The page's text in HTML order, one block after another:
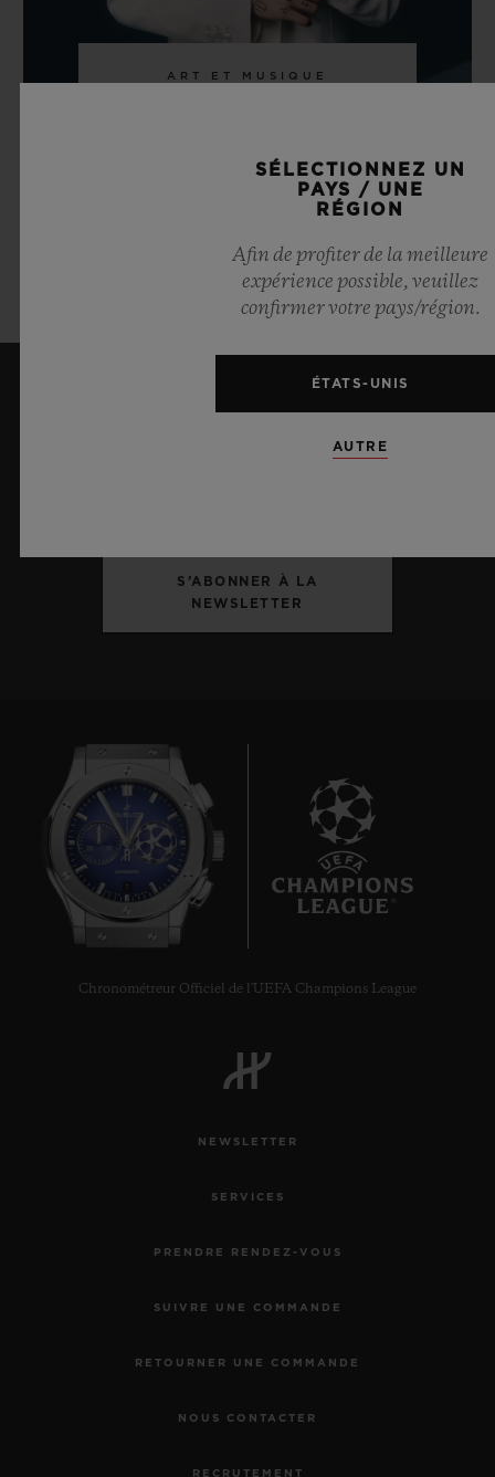
ART ET MUSIQUE
EN SAVOIR PLUS
Je souhaite recevoir les dernières actualités
S’ABONNER À LA
NEWSLETTER
7
Chronométreur Officiel de l'UEFA Champions League
NEWSLETTER
SERVICES
PRENDRE RENDEZ-VOUS
SUIVRE UNE COMMANDE
RETOURNER UNE COMMANDE
NOUS CONTACTER
RECRUTEMENT
SÉLECTIONNEZ UN
PAYS / UNE
RÉGION
Afin de profiter de la meilleure
expérience possible, veuillez
confirmer votre pays/région.
ÉTATS-UNIS
AUTRE